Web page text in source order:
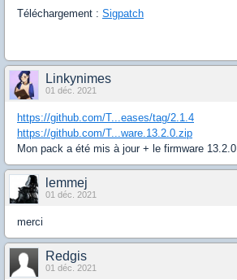
Téléchargement : Sigpatch
Linkynimes
01 déc. 2021
https://github.com/T...eases/tag/2.1.4
https://github.com/T...ware.13.2.0.zip
Mon pack a été mis à jour + le firmware 13.2.0
lemmej
01 déc. 2021
merci
Redgis
01 déc. 2021